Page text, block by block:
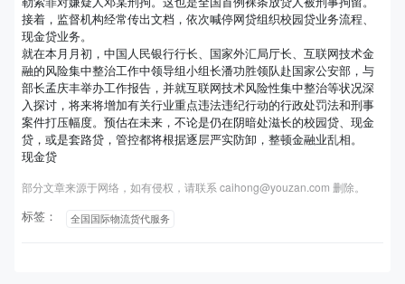
接着，监督机构经常传出文档，依次喊停网贷组织校园贷业务流程、
现金贷业务。
就在本月月初，中国人民银行行长、国家外汇局厅长、互联网技术金
融的风险集中整治工作中领导组小组长潘功胜领队赴国家公安部，与
部长孟庆丰举办工作报告，并就互联网技术风险性集中整治等状况深
入探讨，将来将增加有关行业重点违法违纪行动的行政处罚法和刑事
案件打压幅度。预估在未来，不论是仍在阴暗处滋长的校园贷、现金
贷，或是套路贷，管控都将根据逐层严实防卸，整顿金融业乱相。
现金贷
部分文章来源于网络，如有侵权，请联系 caihong@youzan.com 删除。
标签： 全国国际物流货代服务